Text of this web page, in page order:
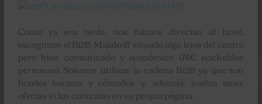
Como ya era tarde, nos fuimos directas al hotel,
escogimos el B&B Malakoff situado algo lejos del centro
pero bien comunicado y económico (74€ noche/dos
personas). Solemos utilizar la cadena B&B ya que son
hoteles baratos y cómodos y, además, suelen tener
ofertas si los contratas en su propia página.